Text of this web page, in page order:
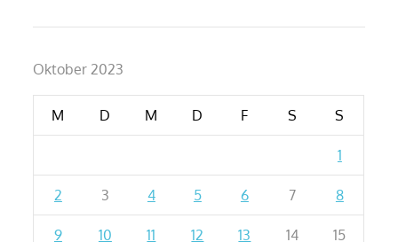
Oktober 2023
M D M D F S S
1
2 3 4 5 6 7 8
9 10 11 12 13 14 15